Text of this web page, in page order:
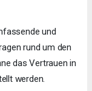
und
rund um den
das Vertrauen in
werden.